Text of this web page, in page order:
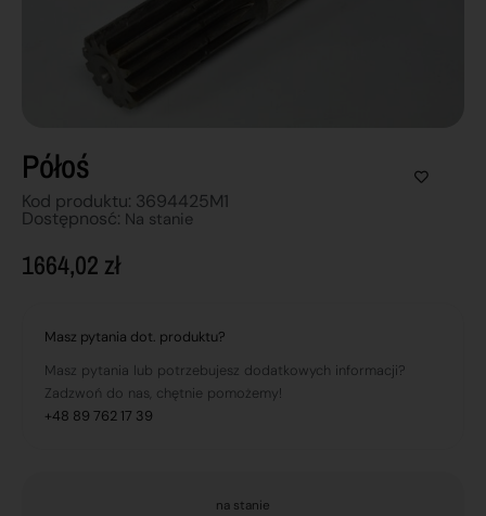
Półoś
Kod produktu: 3694425M1
Dostępnosć: Na stanie
1664,02 zł
Masz pytania dot. produktu?
Masz pytania lub potrzebujesz dodatkowych informacji?
Zadzwoń do nas, chętnie pomożemy!
+48 89 762 17 39
na stanie